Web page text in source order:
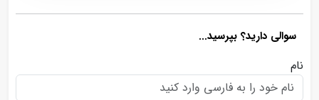
سوالی دارید؟ بپرسید...
نام